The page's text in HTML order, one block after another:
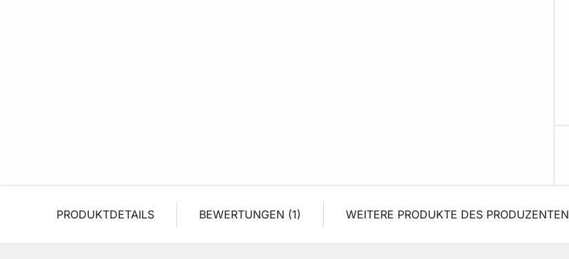
PRODUKTDETAILS BEWERTUNGEN 1 WEITERE PRODUKTE DES PRODUZENTEN